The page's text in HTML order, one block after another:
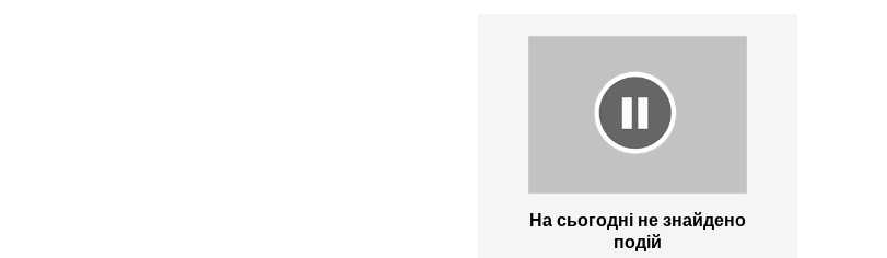
На сьогодні не знайдено
подій